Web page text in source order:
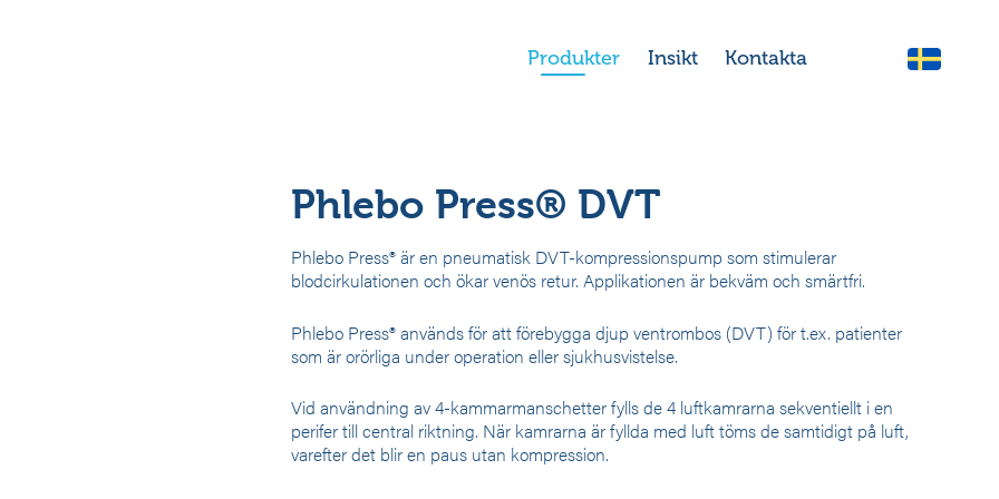
Produkter Insikt Kontakta
Phlebo Press® DVT
Phlebo Press® är en pneumatisk DVT-kompressionspump som stimulerar
blodcirkulationen och ökar venös retur. Applikationen är bekväm och smärtfri.
Phlebo Press® används för att förebygga djup ventrombos (DVT) för t.ex. patienter
som är orörliga under operation eller sjukhusvistelse.
Vid användning av 4-kammarmanschetter fylls de 4 luftkamrarna sekventiellt i en
perifer till central riktning. När kamrarna är fyllda med luft töms de samtidigt på luft,
varefter det blir en paus utan kompression.